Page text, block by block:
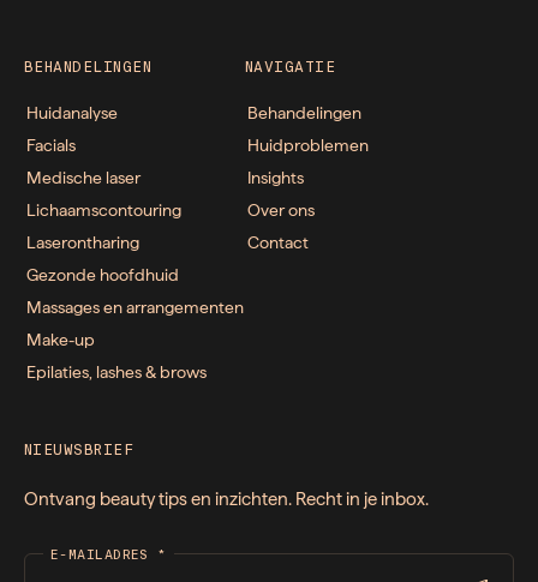
BEHANDELINGEN
Huidanalyse
Facials
Medische laser
Lichaamscontouring
Laserontharing
Gezonde hoofdhuid
Massages en arrangementen
Make-up
Epilaties, lashes & brows
NAVIGATIE
Behandelingen
Huidproblemen
Insights
Over ons
Contact
NIEUWSBRIEF
Ontvang beauty tips en inzichten. Recht in je inbox.
E-MAILADRES *